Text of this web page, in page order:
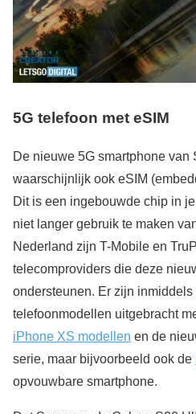
5G telefoon met eSIM
De nieuwe 5G smartphone van
waarschijnlijk ook eSIM
Dit is een ingebouwde chip in
niet langer gebruik te maken
Nederland zijn T-Mobile en
telecomproviders die deze
ondersteunen. Er zijn
telefoonmodellen uitgebracht
iPhone XS modellen en de
serie, maar bijvoorbeeld ook de
opvouwbare smartphone.